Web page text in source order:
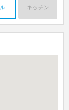
キッチン